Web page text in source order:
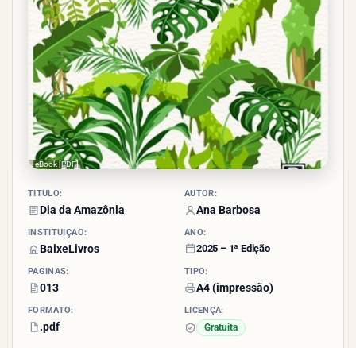
eBook [PDF]
TÍTULO:
Dia da Amazônia
AUTOR:
Ana Barbosa
INSTITUIÇÃO:
BaixeLivros
ANO:
2025 – 1ª Edição
PÁGINAS:
013
TIPO:
A4 (impressão)
FORMATO:
.pdf
LICENÇA:
Gratuita